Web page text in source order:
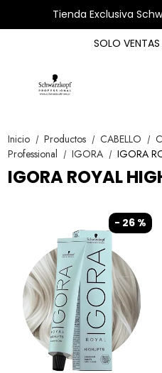
Tienda Exclusiva
SOLO
Inicio / Productos / CABELLO /
Professional
/ IGORA / IGORA
IGORA ROYAL
- 26 %